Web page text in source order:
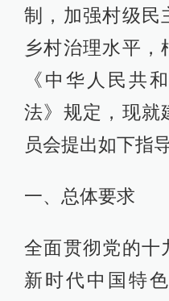
制，加强村级民
乡村治理水平，
《中华人民共
法》规定，现就
员会提出如下指
一、总体要求
全面贯彻党的十
新时代中国特